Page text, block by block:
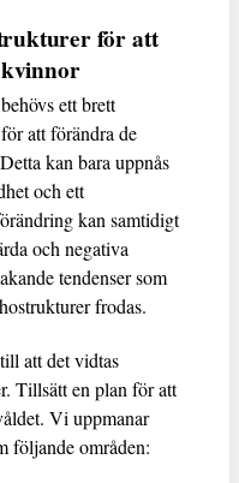
för att
ett brett
att förändra de
kan bara uppnås
och ett
kan samtidigt
och negativa
tendenser som
frodas.
att det vidtas
Tillsätt en plan för att
Vi uppmanar
följande områden: